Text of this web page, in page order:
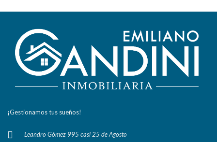
¡Gestionamos tus sueños!
Leandro Gómez 995 casi 25 de Agosto